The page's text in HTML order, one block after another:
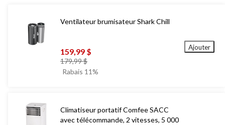
Ventilateur brumisateur Shark Chill
159,99 $
179,99 $prix
était
Rabais 11%
Ajouter
Climatiseur portatif Comfee SACC
avec télécommande, 2 vitesses, 5 000